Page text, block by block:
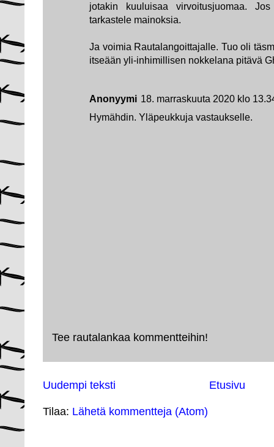
jotakin kuuluisaa virvoitusjuomaa.
tarkastele mainoksia.
Ja voimia Rautalangoittajalle. Tuo oli
itseään yli-inhimillisen nokkelana pitävä
Anonyymi 18. marraskuuta 2020 klo
Hymähdin. Yläpeukkuja vastaukselle.
Tee rautalankaa kommentteihin!
Uudempi teksti Etusivu
Tilaa: Lähetä kommentteja (Atom)